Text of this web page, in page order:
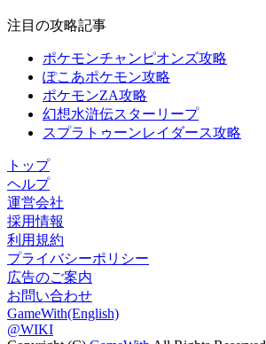
注目の攻略記事
ポケモンチャンピオンズ攻略
ぽこあポケモン攻略
ポケモンZA攻略
幻想水滸伝スターリープ
スプラトゥーンレイダース攻略
トップ
ヘルプ
運営会社
採用情報
利用規約
プライバシーポリシー
広告のご案内
お問い合わせ
GameWith(English)
@WIKI